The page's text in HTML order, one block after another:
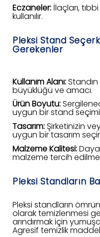
Eczaneler: İlaçları,
kullanılır.
Pleksi Stand
Gerekenler
Kullanım Alanı:Standın
büyüklüğü ve amacı.
Ürün Boyutu:
uygun bir stand
Tasarım: Şirketinizin
uygun bir tasarım
Malzeme Kalitesi:
malzeme tercih
Pleksi Standların
Pleksi standların
olarak temizlenmesi
arındırmak için
Agresif temizlik